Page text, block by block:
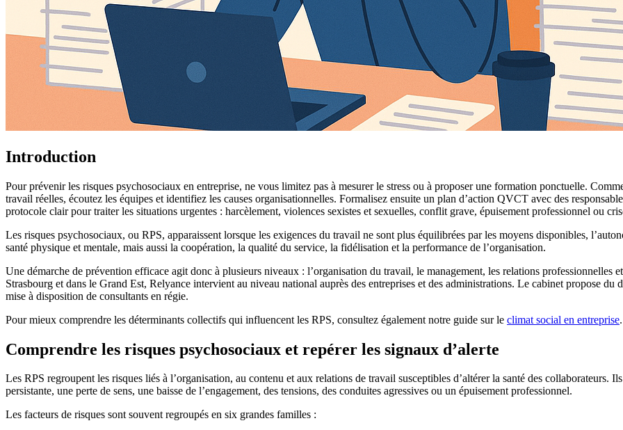
Introduction
Pour prévenir les risques psychosociaux en entreprise, ne vous limitez pas à mesurer le stress ou à proposer une formation ponctuelle.
travail réelles, écoutez les équipes et identifiez les causes organisationnelles. Formalisez ensuite un plan d’action QVCT avec des
protocole clair pour traiter les situations urgentes : harcèlement, violences sexistes et sexuelles, conflit grave, épuisement professionnel ou
Les risques psychosociaux, ou RPS, apparaissent lorsque les exigences du travail ne sont plus équilibrées par les moyens disponibles,
santé physique et mentale, mais aussi la coopération, la qualité du service, la fidélisation et la performance de l’organisation.
Une démarche de prévention efficace agit donc à plusieurs niveaux : l’organisation du travail, le management, les relations professionnelles
Strasbourg et dans le Grand Est, Relyance intervient au niveau national auprès des entreprises et des administrations. Le cabinet propose
mise à disposition de consultants en régie.
Pour mieux comprendre les déterminants collectifs qui influencent les RPS, consultez également notre guide sur le climat social en entreprise.
Comprendre les risques psychosociaux et repérer les signaux d’alerte
Les RPS regroupent les risques liés à l’organisation, au contenu et aux relations de travail susceptibles d’altérer la santé des collaborateurs.
persistante, une perte de sens, une baisse de l’engagement, des tensions, des conduites agressives ou un épuisement professionnel.
Les facteurs de risques sont souvent regroupés en six grandes familles :